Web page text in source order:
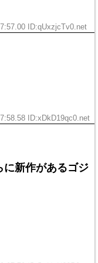
ID:qUxzjcTv0.net
ID:xDkD19qc0.net
に新作があるゴジ